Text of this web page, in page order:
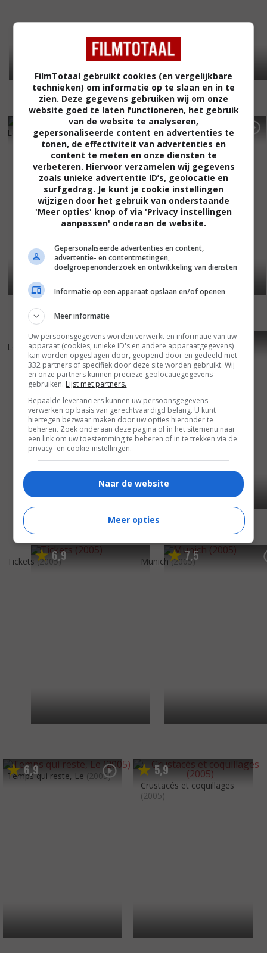
Les mains en l'air (2010) 6,0
Baciami ancora (2010)
6,7
Les regrets (2009) 5,4
Actrices (2007)
6,9
Tickets (2005) 7,5
Munich (2005)
6,9
Temps qui reste, Le (2005) 5,9
Crustacés et coquillages
(2005)
FilmTotaal gebruikt cookies (en vergelijkbare
technieken) om informatie op te slaan en in te
zien. Deze gegevens gebruiken wij om onze
website goed te laten functioneren, het gebruik
van de website te analyseren,
gepersonaliseerde content en advertenties te
tonen, de effectiviteit van advertenties en
content te meten en onze diensten te
verbeteren. Hiervoor verzamelen wij gegevens
zoals unieke advertentie ID’s, geolocatie en
surfgedrag. Je kunt je cookie instellingen
wijzigen door het gebruik van onderstaande
'Meer opties' knop of via 'Privacy instellingen
aanpassen' onderaan de website.
Gepersonaliseerde advertenties en content,
advertentie- en contentmetingen,
doelgroepenonderzoek en ontwikkeling van diensten
Informatie op een apparaat opslaan en/of openen
Meer informatie
Uw persoonsgegevens worden verwerkt en informatie van uw
apparaat (cookies, unieke ID's en andere apparaatgegevens)
kan worden opgeslagen door, geopend door en gedeeld met
332 partners of specifiek door deze site worden gebruikt. Wij
en onze partners kunnen precieze geolocatiegegevens
gebruiken. Lijst met partners.
Bepaalde leveranciers kunnen uw persoonsgegevens
verwerken op basis van gerechtvaardigd belang. U kunt
hiertegen bezwaar maken door uw opties hieronder te
beheren. Zoek onderaan deze pagina of in het sitemenu naar
een link om uw toestemming te beheren of in te trekken via de
privacy- en cookie-instellingen.
Naar de website
Meer opties